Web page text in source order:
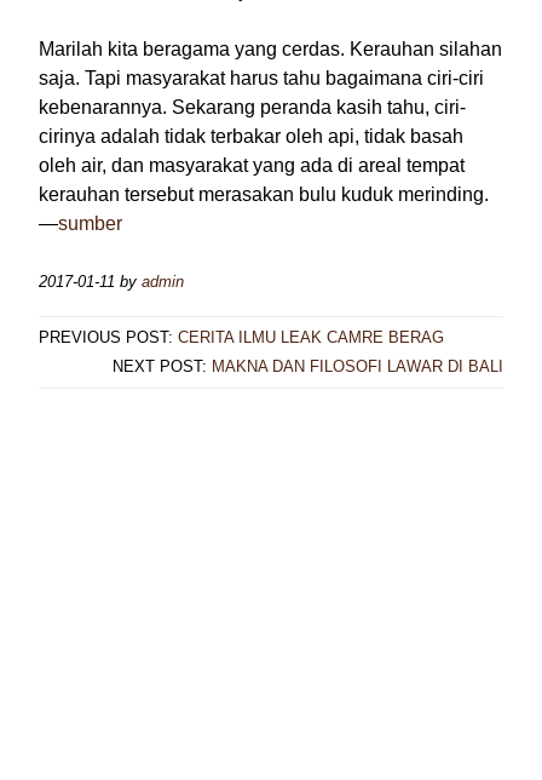
Marilah kita beragama yang cerdas. Kerauhan silahan
saja. Tapi masyarakat harus tahu bagaimana ciri-ciri
kebenarannya. Sekarang peranda kasih tahu, ciri-
cirinya adalah tidak terbakar oleh api, tidak basah
oleh air, dan masyarakat yang ada di areal tempat
kerauhan tersebut merasakan bulu kuduk merinding.
—sumber
2017-01-11 by admin
PREVIOUS POST: CERITA ILMU LEAK CAMRE BERAG
NEXT POST: MAKNA DAN FILOSOFI LAWAR DI BALI